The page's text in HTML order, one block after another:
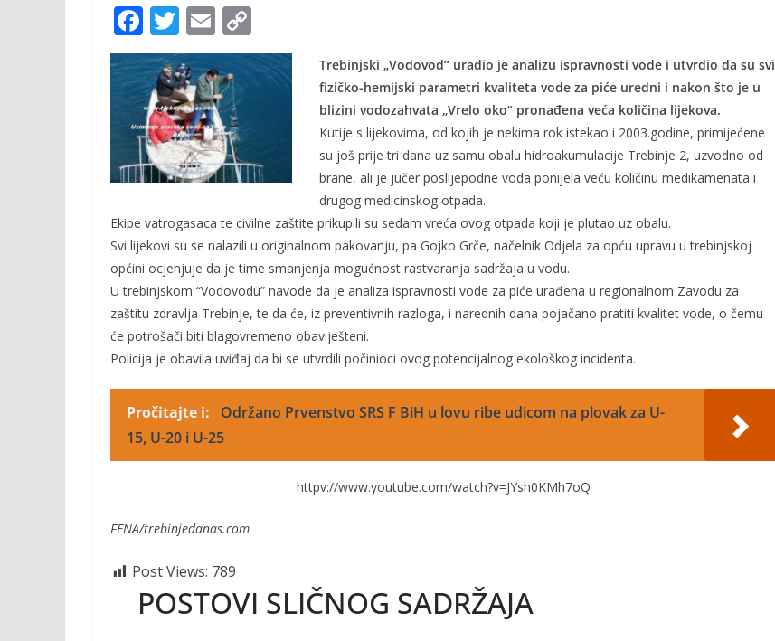
F
ac
e
b
o
o
k
T
w
itt
er
E
m
ai
l
o
p
n
k
Trebinjski „Vodovod“ uradio je analizu ispravnosti vode i utvrdio da su svi
fizičko-hemijski parametri kvaliteta vode za piće uredni i nakon što je u
blizini vodozahvata „Vrelo oko“ pronađena veća količina lijekova.
Kutije s lijekovima, od kojih je nekima rok istekao i 2003.godine, primijećene
su još prije tri dana uz samu obalu hidroakumulacije Trebinje 2, uzvodno od
brane, ali je jučer poslijepodne voda ponijela veću količinu medikamenata i
drugog medicinskog otpada.
Ekipe vatrogasaca te civilne zaštite prikupili su sedam vreća ovog otpada koji je plutao uz obalu.
Svi lijekovi su se nalazili u originalnom pakovanju, pa Gojko Grče, načelnik Odjela za opću upravu u trebinjskoj
općini ocjenjuje da je time smanjenja mogućnost rastvaranja sadržaja u vodu.
U trebinjskom “Vodovodu” navode da je analiza ispravnosti vode za piće urađena u regionalnom Zavodu za
zaštitu zdravlja Trebinje, te da će, iz preventivnih razloga, i narednih dana pojačano pratiti kvalitet vode, o čemu
će potrošači biti blagovremeno obaviješteni.
Policija je obavila uviđaj da bi se utvrdili počinioci ovog potencijalnog ekološkog incidenta.
Pročitajte i:
Održano Prvenstvo SRS F BiH u lovu ribe udicom na plovak za U-
15, U-20 i U-25
httpv://www.youtube.com/watch?v=JYsh0KMh7oQ
FENA/trebinjedanas.com
Post Views: 789
POSTOVI SLIČNOG SADRŽAJA